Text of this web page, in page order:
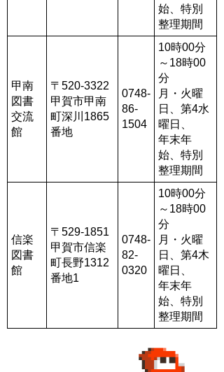
始、特別
整理期間
甲南
図書
交流
館
〒520-3322
甲賀市甲南
町深川1865
番地
0748-
86-
1504
10時00分
～18時00
分
月・火曜
日、第4水
曜日、
年末年
始、特別
整理期間
信楽
図書
館
〒529-1851
甲賀市信楽
町長野1312
番地1
0748-
82-
0320
10時00分
～18時00
分
月・火曜
日、第4木
曜日、
年末年
始、特別
整理期間